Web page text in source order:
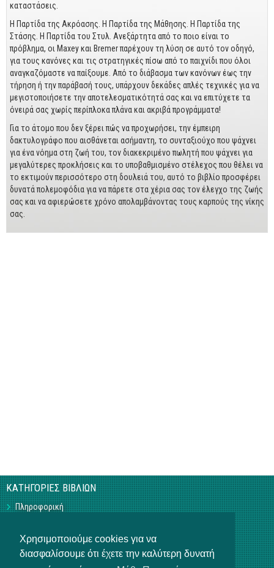
Χρησιμοποιούμε cookies για να
διασφαλίσουμε ότι έχετε την καλύτερη δυνατή
Business
Προσωπική Βελτίωση
Οικονομικά
Τεχνικά
Πολιτικών Μηχανικών
Αρχιτεκτόνων
Μηχανολόγων
Ιστορικά
Γεωπονικά
Προσφορές
καταστάσεις.
Η Παρτίδα της Ακρόασης. Η Παρτίδα της Μάθησης. Η Παρτίδα της
Στάσης. Η Παρτίδα του Στυλ. Ανεξάρτητα από το ποιο είναι το
πρόβλημα, οι Maxey και Bremer παρέχουν τη λύση σε αυτό τον οδηγό,
για τους κανόνες και τις στρατηγικές πίσω από το παιχνίδι που όλοι
αναγκαζόμαστε να παίξουμε. Από το διάβασμα των κανόνων έως την
τήρηση ή την παράβασή τους, υπάρχουν δεκάδες απλές τεχνικές για να
μεγιστοποιήσετε την αποτελεσματικότητά σας και να επιτύχετε τα
όνειρά σας χωρίς περίπλοκα πλάνα και ακριβά προγράμματα!
Για το άτομο που δεν ξέρει πώς να προχωρήσει, την έμπειρη
δακτυλογράφο που αισθάνεται ασήμαντη, το συνταξιούχο που ψάχνει
για ένα νόημα στη ζωή του, τον διακεκριμένο πωλητή που ψάχνει για
μεγαλύτερες προκλήσεις και το υποβαθμισμένο στέλεχος που θέλει να
το εκτιμούν περισσότερο στη δουλειά του, αυτό το βιβλίο προσφέρει
δυνατά πολεμοφόδια για να πάρετε στα χέρια σας τον έλεγχο της ζωής
σας και να αφιερώσετε χρόνο απολαμβάνοντας τους καρπούς της νίκης
σας.
ΚΑΤΗΓΟΡΙΕΣ ΒΙΒΛΙΩΝ
Πληροφορική
Γεωπονικά
Υπό Έκδοση